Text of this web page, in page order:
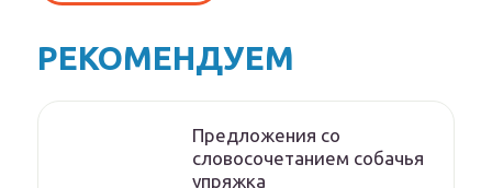
РЕКОМЕНДУЕМ
Предложения со
словосочетанием собачья
упряжка